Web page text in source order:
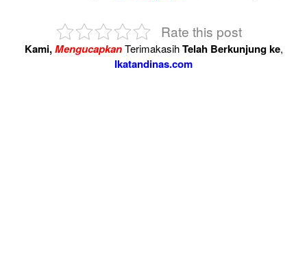
Rate this post
Kami,MengucapkanTerimakasihTelah Berkunjung ke,
Ikatandinas.com